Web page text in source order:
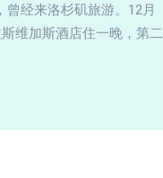
经来洛杉矶旅游。12月
维加斯酒店住一晚，第二